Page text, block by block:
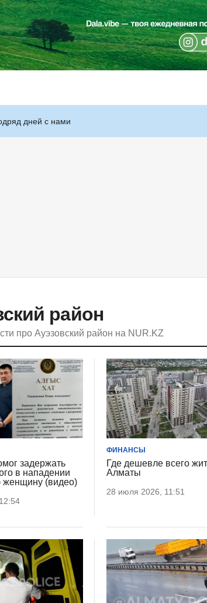
дней с нами
район
про Ауэзовский район на NUR.KZ
задержать
в нападении
женщину (видео)
ФИНАНСЫ
Где дешевле всего
Алматы
28 июля 2026, 11:51